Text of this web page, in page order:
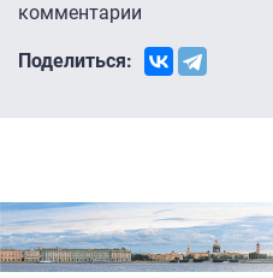
комментарии
Поделиться: